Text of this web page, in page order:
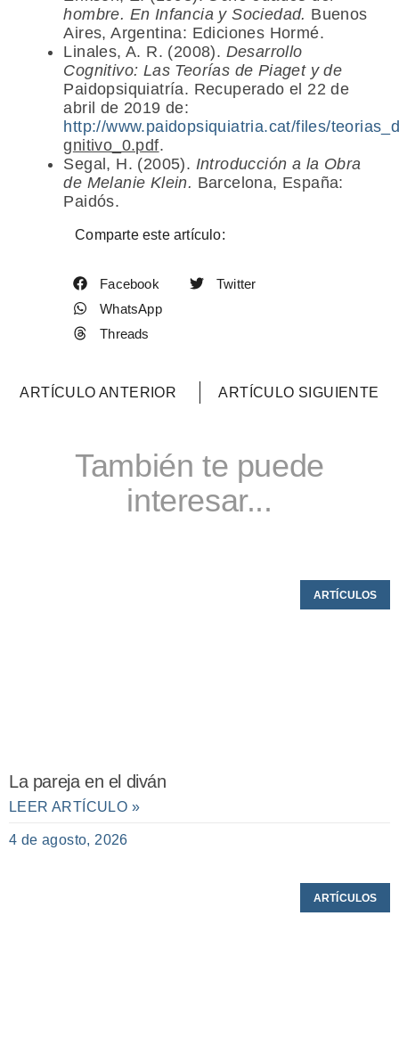
hombre. En Infancia y Sociedad. Buenos
Aires, Argentina: Ediciones Hormé.
Linales, A. R. (2008). Desarrollo
Cognitivo: Las Teorías de Piaget y de
Paidopsiquiatría. Recuperado el 22 de
abril de 2019 de:
http://www.paidopsiquiatria.cat/files/
gnitivo_0.pdf.
Segal, H. (2005). Introducción a la Obra
de Melanie Klein. Barcelona, España:
Paidós.
Comparte este artículo:
Facebook
Twitter
WhatsApp
Threads
ARTÍCULO ANTERIOR ARTÍCULO SIGUIENTE
También te puede
interesar...
ARTÍCULOS
La pareja en el diván
LEER ARTÍCULO »
4 de agosto, 2026
ARTÍCULOS